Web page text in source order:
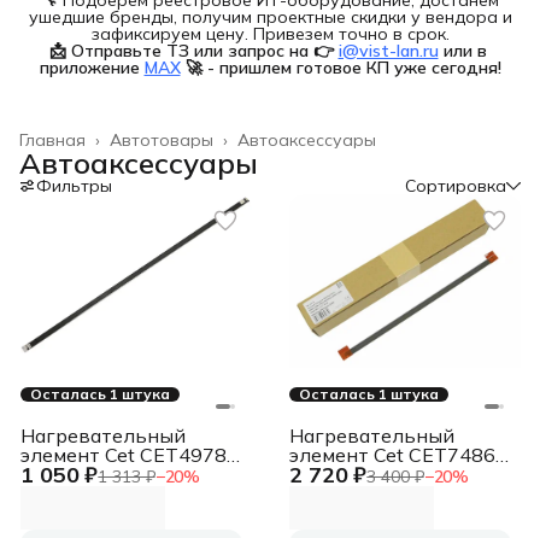
ушедшие бренды, получим проектные скидки у вендора и
зафиксируем цену. Привезем точно в срок.
📩 Отправьте ТЗ или запрос на 👉 i@vist-lan.ru или в
приложение MAX 🚀 - пришлем готовое КП уже сегодня!
Автоаксессуары
Автотовары ›
Главная ›
Автоаксессуары
Фильтры Сортировка
Осталась 1 штука
1 050 ₽1 313 ₽−20%
Нагревательный
элемент Cet CET4978
для HP LaserJet
Осталась 1 штука
2 720 ₽3 400 ₽−20%
Нагревательный
элемент Cet CET7486
для HP LaserJet